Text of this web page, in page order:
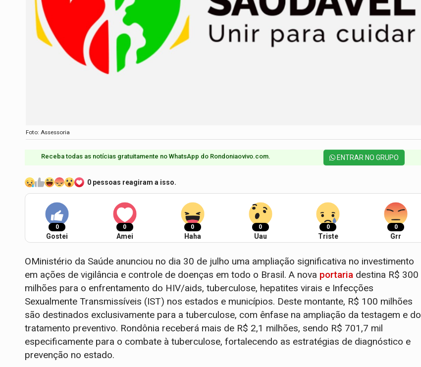
Foto: Assessoria
Receba todas as notícias gratuitamente no WhatsApp do Rondoniaovivo.com.​ ENTRAR NO GRUPO
0 pessoas reagiram a isso.
0
Gostei
0
Amei
0
Haha
0
Uau
0
Triste
0
Grr
OMinistério da Saúde anunciou no dia 30 de julho uma ampliação significativa no investimento
em ações de vigilância e controle de doenças em todo o Brasil. A nova portaria destina R$ 300
milhões para o enfrentamento do HIV/aids, tuberculose, hepatites virais e Infecções
Sexualmente Transmissíveis (IST) nos estados e municípios. Deste montante, R$ 100 milhões
são destinados exclusivamente para a tuberculose, com ênfase na ampliação da testagem e do
tratamento preventivo. Rondônia receberá mais de R$ 2,1 milhões, sendo R$ 701,7 mil
especificamente para o combate à tuberculose, fortalecendo as estratégias de diagnóstico e
prevenção no estado.